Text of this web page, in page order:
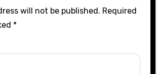
will not be published. Required
*